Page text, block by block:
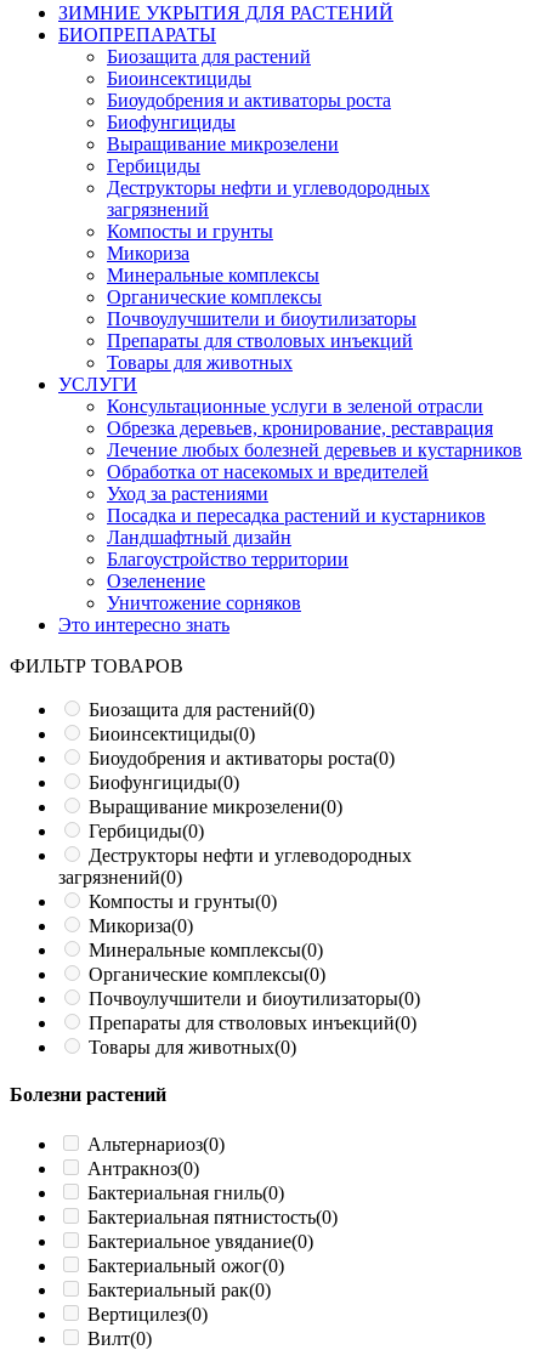
ЗИМНИЕ УКРЫТИЯ ДЛЯ РАСТЕНИЙ
БИОПРЕПАРАТЫ
Биозащита для растений
Биоинсектициды
Биоудобрения и активаторы роста
Биофунгициды
Выращивание микрозелени
Гербициды
Деструкторы нефти и углеводородных
загрязнений
Компосты и грунты
Микориза
Минеральные комплексы
Органические комплексы
Почвоулучшители и биоутилизаторы
Препараты для стволовых инъекций
Товары для животных
УСЛУГИ
Консультационные услуги в зеленой отрасли
Обрезка деревьев, кронирование, реставрация
Лечение любых болезней деревьев и кустарников
Обработка от насекомых и вредителей
Уход за растениями
Посадка и пересадка растений и кустарников
Ландшафтный дизайн
Благоустройство территории
Озеленение
Уничтожение сорняков
Это интересно знать
ФИЛЬТР ТОВАРОВ
Биозащита для растений(0)
Биоинсектициды(0)
Биоудобрения и активаторы роста(0)
Биофунгициды(0)
Выращивание микрозелени(0)
Гербициды(0)
Деструкторы нефти и углеводородных
загрязнений(0)
Компосты и грунты(0)
Микориза(0)
Минеральные комплексы(0)
Органические комплексы(0)
Почвоулучшители и биоутилизаторы(0)
Препараты для стволовых инъекций(0)
Товары для животных(0)
Болезни растений
Альтернариоз(0)
Антракноз(0)
Бактериальная гниль(0)
Бактериальная пятнистость(0)
Бактериальное увядание(0)
Бактериальный ожог(0)
Бактериальный рак(0)
Вертицилез(0)
Вилт(0)